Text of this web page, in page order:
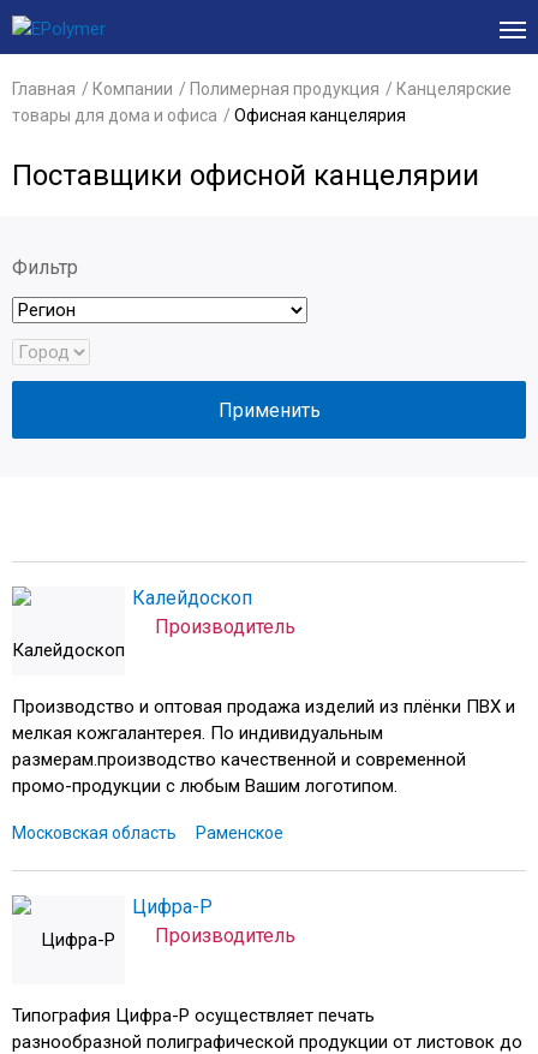
Главная Компании Полимерная продукция
Канцелярские
товары для дома и офиса
Офисная канцелярия
Поставщики офисной канцелярии
Фильтр
Калейдоскоп
Производитель
Производство и оптовая продажа изделий из плёнки ПВХ и
мелкая кожгалантерея. По индивидуальным
размерам.производство качественной и современной
промо-продукции с любым Вашим логотипом.
Московская область Раменское
Цифра-Р
Производитель
Типография Цифра-Р осуществляет печать
разнообразной полиграфической продукции от листовок до